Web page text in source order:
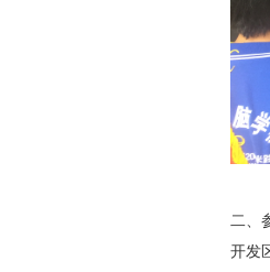
二、
开发